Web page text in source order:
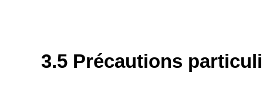
3.5 Précautions